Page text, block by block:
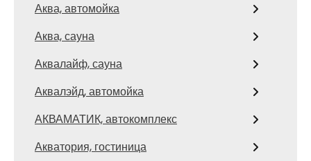
Аква, автомойка
Аква, сауна
Аквалайф, сауна
Аквалэйд, автомойка
АКВАМАТИК, автокомплекс
Акватория, гостиница